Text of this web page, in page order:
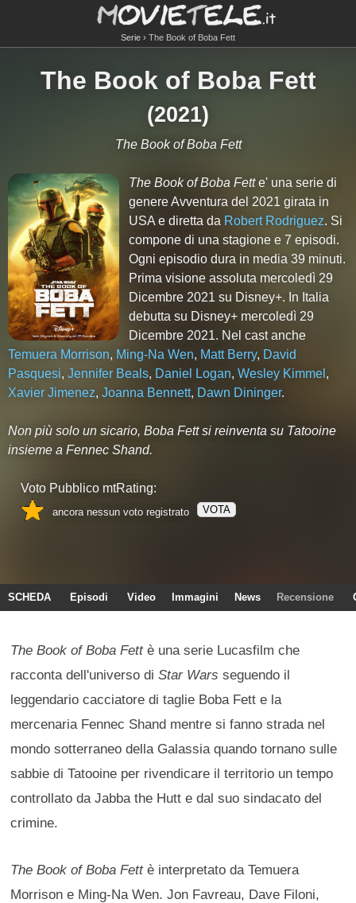
Serie The Book of Boba Fett
The Book of Boba Fett
(2021)
The Book of Boba Fett
The Book of Boba Fette' una serie di
genere Avventura del 2021 girata in
USA e diretta da Robert Rodriguez. Si
compone di una stagione e7 episodi.
Ogni episodio dura in media 39 minuti.
Prima visione assoluta mercoledì 29
Dicembre 2021 su Disney+. In Italia
debutta su Disney+ mercoledì 29
Dicembre 2021. Nel cast anche
Temuera Morrison, Ming-Na Wen, Matt Berry, David
Pasquesi, Jennifer Beals, Daniel Logan, Wesley Kimmel ,
Xavier Jimenez, Joanna Bennett, Dawn Dininger.
Non più solo un sicario, Boba Fett si reinventa su Tatooine
insieme a Fennec Shand.
Voto Pubblico mtRating:
ancora nessun voto registrato VOTA
SCHEDA Episodi Video Immagini News Recensione
The Book of Boba Fettè una serie Lucasfilm che
racconta dell'universo diStar Warsseguendo il
leggendario cacciatore di taglie Boba Fett e la
mercenaria Fennec Shand mentre si fanno strada nel
mondo sotterraneo della Galassia quando tornano sulle
sabbie di Tatooine per rivendicare il territorio un tempo
controllato da Jabba the Hutt e dal suo sindacato del
crimine.
The Book of Boba Fettè interpretato da Temuera
Morrison e Ming-Na Wen. Jon Favreau, Dave Filoni,